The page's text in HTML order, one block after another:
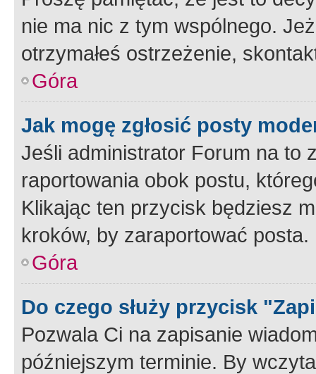
nie ma nic z tym wspólnego.
otrzymałeś ostrzeżenie,
Góra
Jak mogę zgłosić posty
Jeśli administrator Forum na to
raportowania obok postu,
Klikając ten przycisk będziesz
kroków, by zaraportować posta.
Góra
Do czego służy przycisk
Pozwala Ci na zapisanie
późniejszym terminie. By